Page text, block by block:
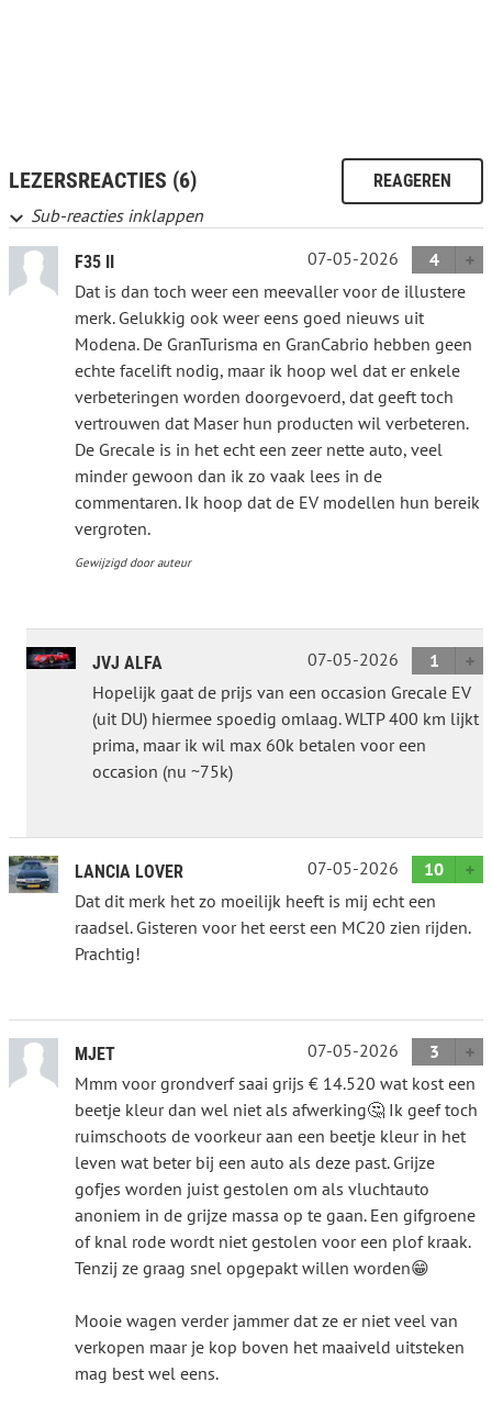
LEZERSREACTIES (6) REAGEREN
Sub-reacties inklappen
F35 II 07-05-2026
4
Dat is dan toch weer een meevaller voor de illustere
merk. Gelukkig ook weer eens goed nieuws uit
Modena. De GranTurisma en GranCabrio hebben geen
echte facelift nodig, maar ik hoop wel dat er enkele
verbeteringen worden doorgevoerd, dat geeft toch
vertrouwen dat Maser hun producten wil verbeteren.
De Grecale is in het echt een zeer nette auto, veel
minder gewoon dan ik zo vaak lees in de
commentaren. Ik hoop dat de EV modellen hun bereik
vergroten.
Gewijzigd door auteur
JVJ ALFA 07-05-2026
1
Hopelijk gaat de prijs van een occasion Grecale EV
(uit DU) hiermee spoedig omlaag. WLTP 400 km lijkt
prima, maar ik wil max 60k betalen voor een
occasion (nu ~75k)
LANCIA LOVER 07-05-2026
10
Dat dit merk het zo moeilijk heeft is mij echt een
raadsel. Gisteren voor het eerst een MC20 zien rijden.
Prachtig!
MJET 07-05-2026
3
Mmm voor grondverf saai grijs € 14.520 wat kost een
beetje kleur dan wel niet als afwerking🤔 Ik geef toch
ruimschoots de voorkeur aan een beetje kleur in het
leven wat beter bij een auto als deze past. Grijze
gofjes worden juist gestolen om als vluchtauto
anoniem in de grijze massa op te gaan. Een gifgroene
of knal rode wordt niet gestolen voor een plof kraak.
Tenzij ze graag snel opgepakt willen worden😁
Mooie wagen verder jammer dat ze er niet veel van
verkopen maar je kop boven het maaiveld uitsteken
mag best wel eens.